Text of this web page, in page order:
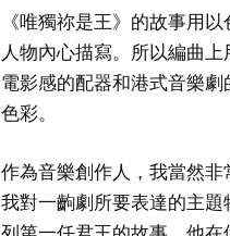
《唯獨祢是王》的故事用
人物內心描寫。所以編曲
電影感的配器和港式音樂
色彩。
作為音樂創作人，我當然
我對一齣劇所要表達的主